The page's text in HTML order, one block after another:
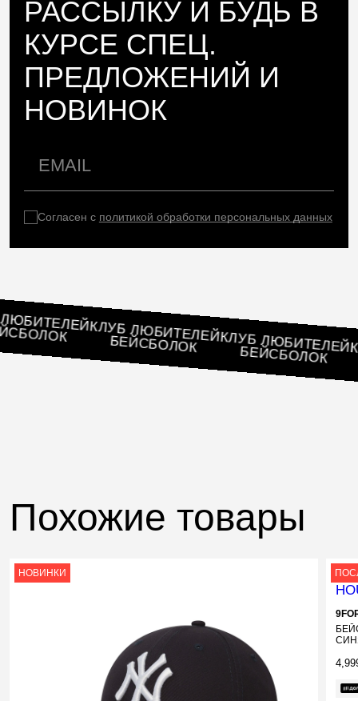
РАССЫЛКУ И БУДЬ В
КУРСЕ СПЕЦ.
ПРЕДЛОЖЕНИЙ И
НОВИНОК
Согласен с политикой обработки персональных данных
ЛЮБИТЕЛЕЙ
БЕЙСБОЛОК КЛУБ ЛЮБИТЕЛЕЙ
БЕЙСБОЛОК КЛУББЕЙСБОЛОК
Похожие товары
НОВИНКИ